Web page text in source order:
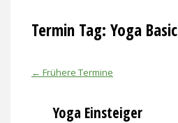
Termin Tag: Yoga Basic
← Frühere Termine
Yoga Einsteiger